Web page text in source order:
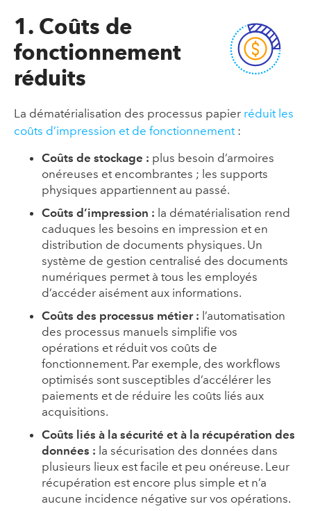
1. Coûts de
fonctionnement
réduits
La dématérialisation des processus papier réduit les
coûts d’impression et de fonctionnement:
Coûts de stockage : plus besoin d’armoires
onéreuses et encombrantes ; les supports
physiques appartiennent au passé.
Coûts d’impression : la dématérialisation rend
caduques les besoins en impression et en
distribution de documents physiques. Un
système de gestion centralisé des documents
numériques permet à tous les employés
d’accéder aisément aux informations.
Coûts des processus métier : l’automatisation
des processus manuels simplifie vos
opérations et réduit vos coûts de
fonctionnement. Par exemple, des workflows
optimisés sont susceptibles d’accélérer les
paiements et de réduire les coûts liés aux
acquisitions.
Coûts liés à la sécurité et à la récupération des
données : la sécurisation des données dans
plusieurs lieux est facile et peu onéreuse. Leur
récupération est encore plus simple et n’a
aucune incidence négative sur vos opérations.